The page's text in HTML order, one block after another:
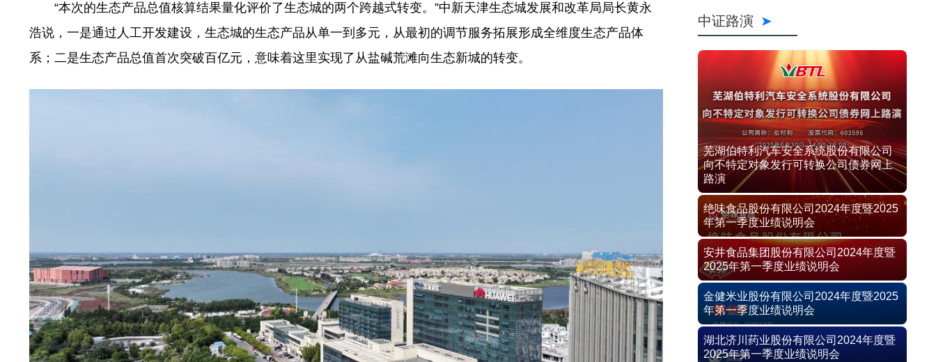
“本次的生态产品总值核算结果量化评价了生态城的两个跨越式转变。”中新天津生态城发展和改革局局长黄永
浩说，一是通过人工开发建设，生态城的生态产品从单一到多元，从最初的调节服务拓展形成全维度生态产品体
系；二是生态产品总值首次突破百亿元，意味着这里实现了从盐碱荒滩向生态新城的转变。
中证路演
芜湖伯特利汽车安全系统股份有限公司
向不特定对象发行可转换公司债券网上
路演
绝味食品股份有限公司2024年度暨2025
年第一季度业绩说明会
安井食品集团股份有限公司2024年度暨
2025年第一季度业绩说明会
金健米业股份有限公司2024年度暨2025
年第一季度业绩说明会
湖北济川药业股份有限公司2024年度暨
2025年第一季度业绩说明会